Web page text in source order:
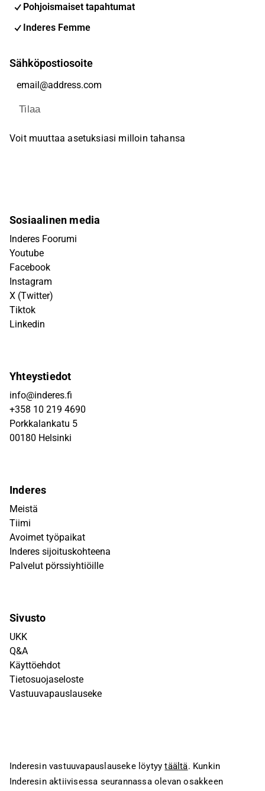
Pohjoismaiset tapahtumat
Inderes Femme
Sähköpostiosoite
Tilaa
Voit muuttaa asetuksiasi milloin tahansa
Sosiaalinen media
Inderes Foorumi
Youtube
Facebook
Instagram
X (Twitter)
Tiktok
Linkedin
Yhteystiedot
info@inderes.fi
+358 10 219 4690
Porkkalankatu 5
00180 Helsinki
Inderes
Meistä
Tiimi
Avoimet työpaikat
Inderes sijoituskohteena
Palvelut pörssiyhtiöille
Sivusto
UKK
Q&A
Käyttöehdot
Tietosuojaseloste
Vastuuvapauslauseke
Inderesin vastuuvapauslauseke löytyytäältä. Kunkin
Inderesin aktiivisessa seurannassa olevan osakkeen